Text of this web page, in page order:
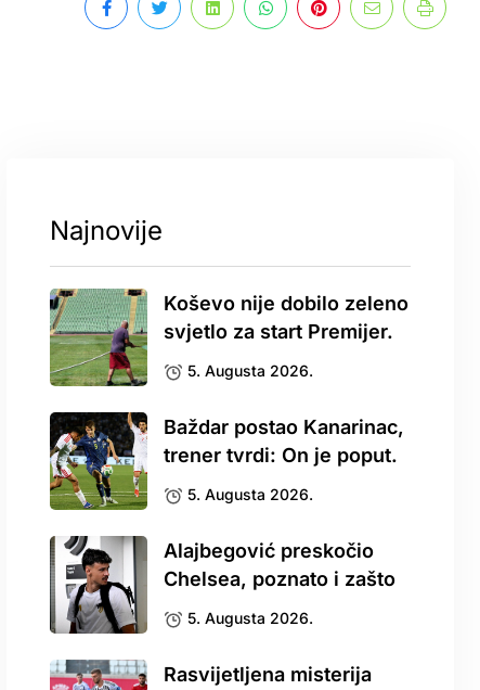
Najnovije
Koševo nije dobilo zeleno
svjetlo za start Premijer.
5. Augusta 2026.
Baždar postao Kanarinac,
trener tvrdi: On je poput.
5. Augusta 2026.
Alajbegović preskočio
Chelsea, poznato i zašto
5. Augusta 2026.
Rasvijetljena misterija